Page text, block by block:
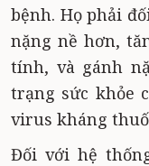
bệnh. Họ phải
nặng nề hơn,
tính, và gánh
trạng sức khỏe
virus kháng
Đối với hệ